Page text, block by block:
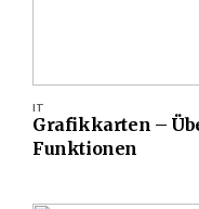
Grafikkarten –
Funktionen
IT